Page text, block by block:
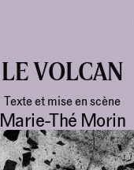
LE VOLCAN
Texte et mise en scène
Marie-Thé Morin